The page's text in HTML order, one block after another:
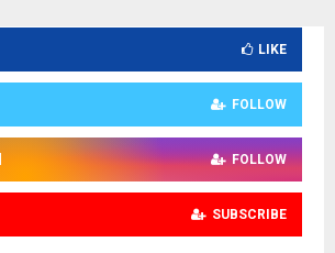
LIKE
FOLLOW
FOLLOW
SUBSCRIBE